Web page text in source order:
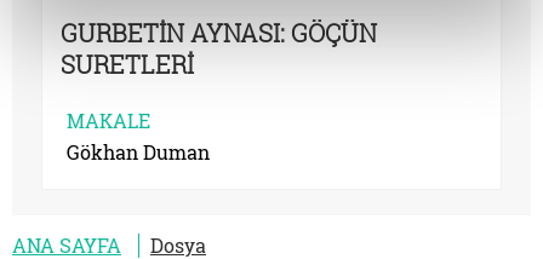
GURBETİN AYNASI: GÖÇÜN
SURETLERİ
MAKALE
Gökhan Duman
ANA SAYFA
Dosya